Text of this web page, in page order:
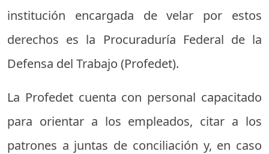
institución encargada de velar por estos
derechos es la Procuraduría Federal de la
Defensa del Trabajo (Profedet).
La Profedet cuenta con personal capacitado
para orientar a los empleados, citar a los
patrones a juntas de conciliación y, en caso